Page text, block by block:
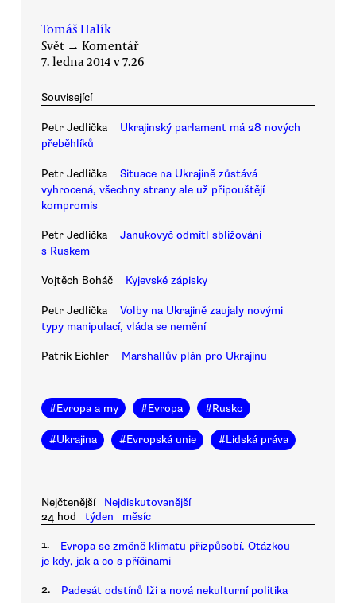
Tomáš Halík
Svět → Komentář
7. ledna 2014 v 7.26
Související
Petr Jedlička
Ukrajinský parlament má 28 nových
přeběhlíků
Petr Jedlička
Situace na Ukrajině zůstává
vyhrocená, všechny strany ale už připouštějí
kompromis
Petr Jedlička
Janukovyč odmítl sbližování
s Ruskem
Vojtěch Boháč Kyjevské zápisky
Petr Jedlička
Volby na Ukrajině zaujaly novými
typy manipulací, vláda se nemění
Patrik Eichler Marshallův plán pro Ukrajinu
#Evropa a my #Evropa #Rusko
#Ukrajina #Evropská unie #Lidská práva
Nejčtenější
Nejdiskutovanější
24 hod
týden měsíc
1.
Evropa se změně klimatu přizpůsobí. Otázkou
je kdy, jak a co s příčinami
2. Padesát odstínů lži a nová nekulturní politika